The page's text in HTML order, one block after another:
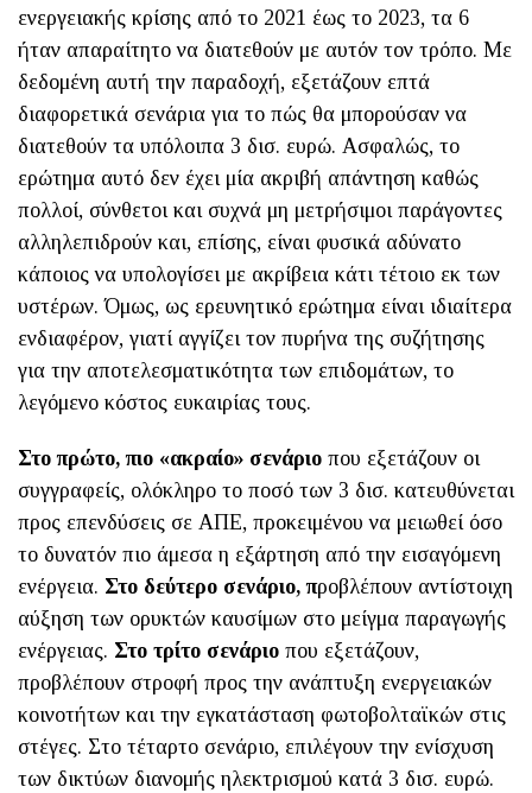
ενεργειακής κρίσης από το 2021 έως το 2023, τα 6
ήταν απαραίτητο να διατεθούν με αυτόν τον τρόπο. Με
δεδομένη αυτή την παραδοχή, εξετάζουν επτά
διαφορετικά σενάρια για το πώς θα μπορούσαν να
διατεθούν τα υπόλοιπα 3 δισ. ευρώ. Ασφαλώς, το
ερώτημα αυτό δεν έχει μία ακριβή απάντηση καθώς
πολλοί, σύνθετοι και συχνά μη μετρήσιμοι παράγοντες
αλληλεπιδρούν και, επίσης, είναι φυσικά αδύνατο
κάποιος να υπολογίσει με ακρίβεια κάτι τέτοιο εκ των
υστέρων. Όμως, ως ερευνητικό ερώτημα είναι ιδιαίτερα
ενδιαφέρον, γιατί αγγίζει τον πυρήνα της συζήτησης
για την αποτελεσματικότητα των επιδομάτων, το
λεγόμενο κόστος ευκαιρίας τους.
Στο πρώτο, πιο «ακραίο» σενάριο που εξετάζουν οι
συγγραφείς, ολόκληρο το ποσό των 3 δισ. κατευθύνεται
προς επενδύσεις σε ΑΠΕ, προκειμένου να μειωθεί όσο
το δυνατόν πιο άμεσα η εξάρτηση από την εισαγόμενη
ενέργεια. Στο δεύτερο σενάριο, προβλέπουν αντίστοιχη
αύξηση των ορυκτών καυσίμων στο μείγμα παραγωγής
ενέργειας. Στο τρίτο σενάριο που εξετάζουν,
προβλέπουν στροφή προς την ανάπτυξη ενεργειακών
κοινοτήτων και την εγκατάσταση φωτοβολταϊκών στις
στέγες. Στο τέταρτο σενάριο, επιλέγουν την ενίσχυση
των δικτύων διανομής ηλεκτρισμού κατά 3 δισ. ευρώ.